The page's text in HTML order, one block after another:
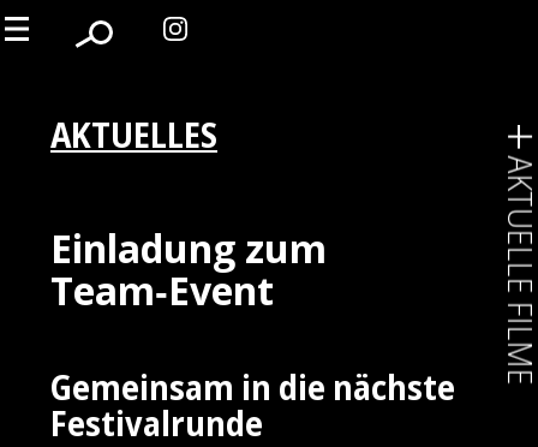
AKTUELLES
Einladung zum
Team‑Event
Gemeinsam in die nächste
Festivalrunde